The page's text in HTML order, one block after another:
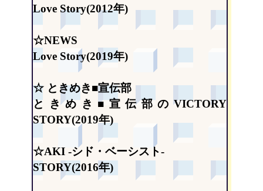
Love Story(2012年)
☆NEWS
Love Story(2019年)
☆ ときめき■宣伝部
ときめき■宣伝部のVICTORY
STORY(2019年)
☆AKI -シド・ベーシスト-
STORY(2016年)